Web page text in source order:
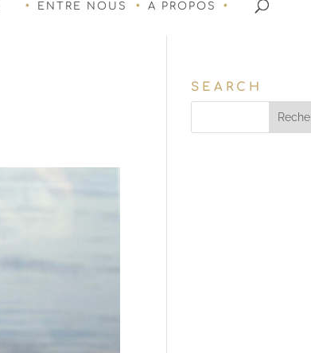
ENTRE NOUS A PROPOS
SEARCH